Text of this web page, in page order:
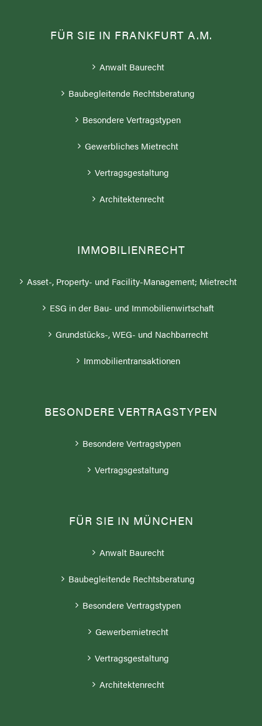
FÜR SIE IN FRANKFURT A.M.
Anwalt Baurecht
Baubegleitende Rechtsberatung
Besondere Vertragstypen
Gewerbliches Mietrecht
Vertragsgestaltung
Architektenrecht
IMMOBILIENRECHT
Asset-, Property- und Facility-Management; Mietrecht
ESG in der Bau- und Immobilienwirtschaft
Grundstücks-, WEG- und Nachbarrecht
Immobilientransaktionen
BESONDERE VERTRAGSTYPEN
Besondere Vertragstypen
Vertragsgestaltung
FÜR SIE IN MÜNCHEN
Anwalt Baurecht
Baubegleitende Rechtsberatung
Besondere Vertragstypen
Gewerbemietrecht
Vertragsgestaltung
Architektenrecht